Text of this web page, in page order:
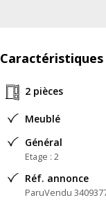
Nom du négociateur :
Honoraires à la charge
Statut du négociateur :
Caractéristiques
2 pièces
Meublé
Général
Etage : 2
Réf. annonce
ParuVendu